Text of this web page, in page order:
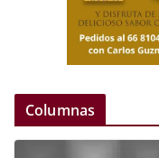
Columnas